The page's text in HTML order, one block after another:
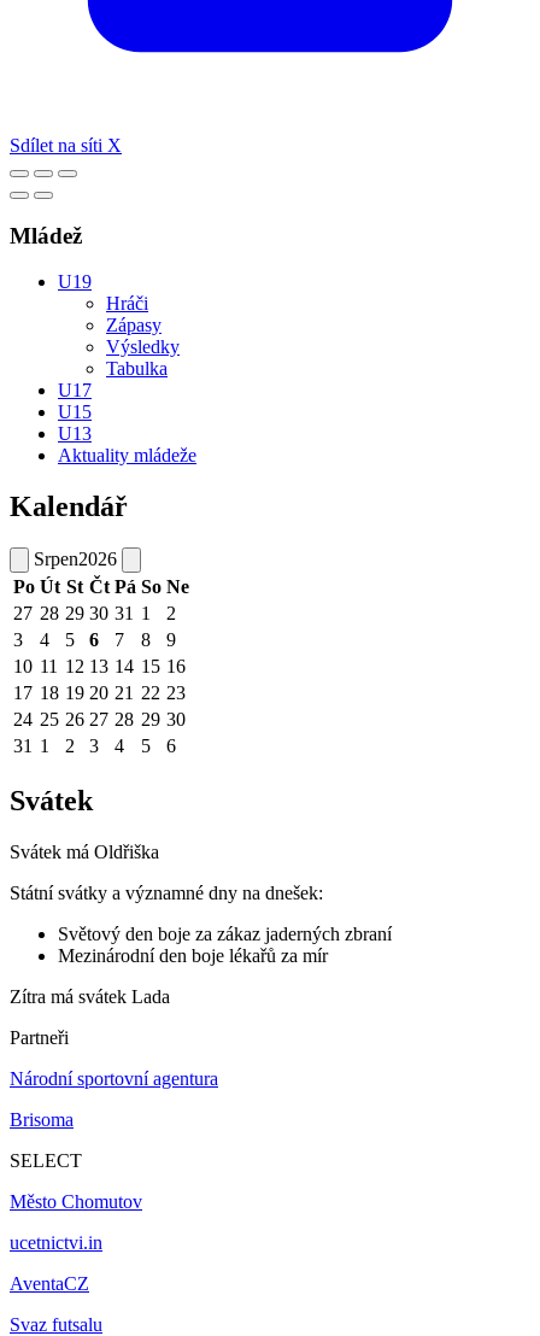
Sdílet na síti X
Mládež
U19
Hráči
Zápasy
Výsledky
Tabulka
U17
U15
U13
Aktuality mládeže
Kalendář
Srpen2026
Po Út St Čt Pá So Ne
27 28 29 30 31 1
2
3
4 5 6 7 8
9
10 11 12 13 14 15 16
17 18 19 20 21 22 23
24 25 26 27 28 29 30
31 1 2 3 4 5 6
Svátek
Svátek má Oldřiška
Státní svátky a významné dny na dnešek:
Světový den boje za zákaz jaderných zbraní
Mezinárodní den boje lékařů za mír
Zítra má svátek Lada
Partneři
Národní sportovní agentura
Brisoma
SELECT
Město Chomutov
ucetnictvi.in
AventaCZ
Svaz futsalu